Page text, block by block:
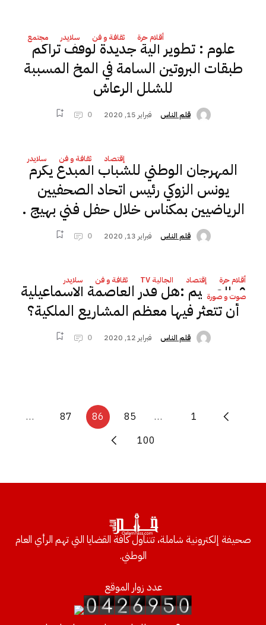
أقلام حرة ثقافة و فن سلايدر مجتمع
علوم : تطوير آلية جديدة لوقف تراكم
طبقات البروتين السامة في المخ المسببة
للشلل الرعاش
قلم الناس فبراير 15, 2020 0
إقتصاد ثقافة و فن سلايدر
المهرجان الوطني للشباب المبدع يكرم
يونس الزوكي رئيس اتحاد الصحفيين
الرياضيين بمكناس خلال حفل فني بهيج .
قلم الناس فبراير 13, 2020 0
أقلام حرة إقتصاد الجالية TV ثقافة و فن
سلايدر
صوت و صورة
في الصميم :هل قدر العاصمة الاسماعيلية
أن تتعثر فيها معظم المشاريع الملكية؟
قلم الناس فبراير 12, 2020 0
1
…
85
86
87
…
100
صحيفة إلكترونية شاملة، تتناول كافة القضايا التي تهم الرأي العام
الوطني.
عدد زوار الموقع